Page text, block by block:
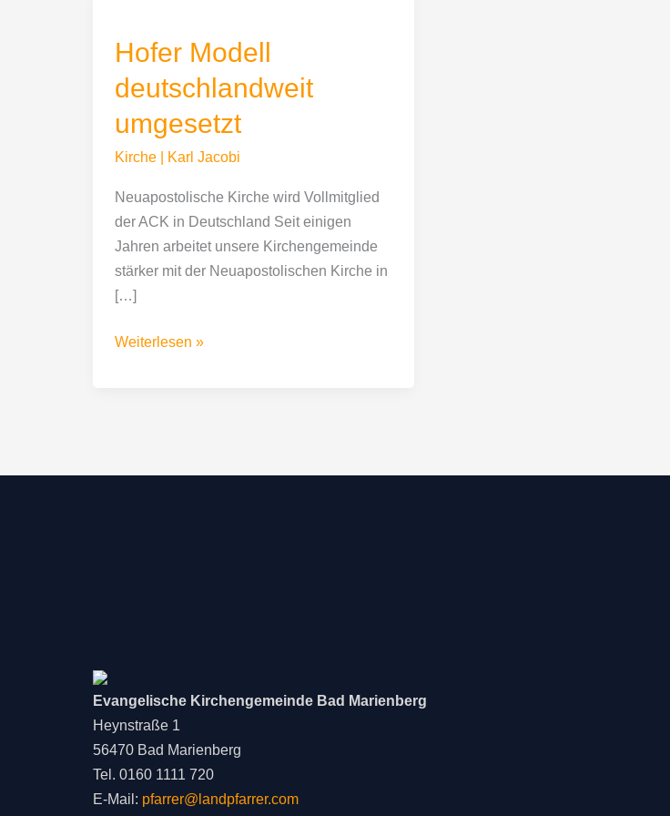
Hofer Modell
deutschlandweit
umgesetzt
Kirche Karl Jacobi
Neuapostolische Kirche wird Vollmitglied
der ACK in Deutschland Seit einigen
Jahren arbeitet unsere Kirchengemeinde
stärker mit der Neuapostolischen Kirche in
[…]
deutschlandweit
Weiterlesen »
Evangelische Kirchengemeinde Bad Marienberg
Heynstraße 1
56470 Bad Marienberg
Tel. 0160 1111 720
E-Mail: pfarrer@landpfarrer.com